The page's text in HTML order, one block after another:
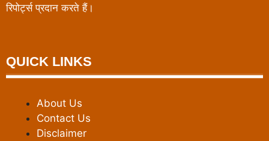
रिपोर्ट्स प्रदान करते हैं।
QUICK LINKS
About Us
Contact Us
Disclaimer